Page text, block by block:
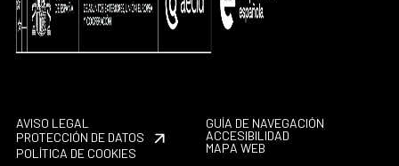
AVISO LEGAL
PROTECCIÓN DE DATOS
POLÍTICA DE COOKIES
GUÍA DE NAVEGACIÓN
ACCESIBILIDAD
MAPA WEB